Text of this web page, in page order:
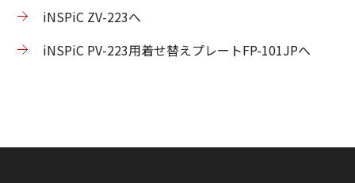
iNSPiC ZV-223へ
iNSPiC PV-223用着せ替えプレートFP-101JPへ